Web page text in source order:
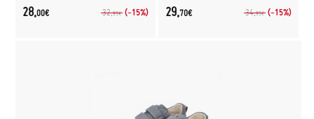
32,95€ (-15%)
28,00€ 34,95€ (-15%)
29,70€